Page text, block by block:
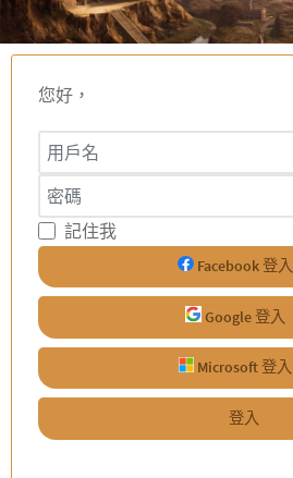
您好，
用戶名
密碼
記住我
Facebook 登入
Google 登入
Microsoft 登入
登入